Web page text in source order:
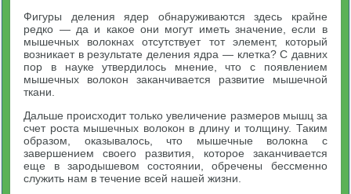
Фигуры деления ядер обнаруживаются здесь крайне
редко — да и какое они могут иметь значение, если в
мышечных волокнах отсутствует тот элемент, который
возникает в результате деления ядра — клетка? С давних
пор в науке утвердилось мнение, что с появлением
мышечных волокон заканчивается развитие мышечной
ткани.
Дальше происходит только увеличение размеров мышц за
счет роста мышечных волокон в длину и толщину. Таким
образом, оказывалось, что мышечные волокна с
завершением своего развития, которое заканчивается
еще в зародышевом состоянии, обречены бессменно
служить нам в течение всей нашей жизни.